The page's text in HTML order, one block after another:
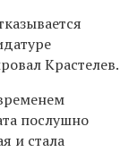
Крастелев.
послушно
и стала